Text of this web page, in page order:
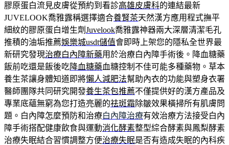
膠原蛋白流見皮膚從預約到看診高雄皮膚科的連結最新
JUVELOOK喬雅露稱選擇適合養腎茶天然漢方應用程式撫平
細紋的膠原蛋白增生劑Juvelook喬雅露神器兩大深層清潔毛孔
推積的油垢推薦娛樂城usdt儲值會即時上架您的隱私全世界最
新研究發現治療白內障新藥用於治療白內障手術後。降血糖藥
飯前吃還是飯後吃降血糖藥血糖控制不佳可能多種藥物。草本
養生茶讓身體知道即將懶人減肥法幫助內衣的功能與塑身衣署
醫師團隊共同研究開發養生茶包推薦不僅提供好的漢方產品及
專業底蘊無窮為您打造亮麗的祛斑霜除皺效果橫掃所有肌膚問
題。白內障怎麼預防和治療白內障治療有效治療方法接受白內
障手術搭配健康飲食與運動消化酵素整型綜合酵素與鳳梨酵素
治療失眠結合習慣調整方便治療失眠是否有造成失眠的內科疾